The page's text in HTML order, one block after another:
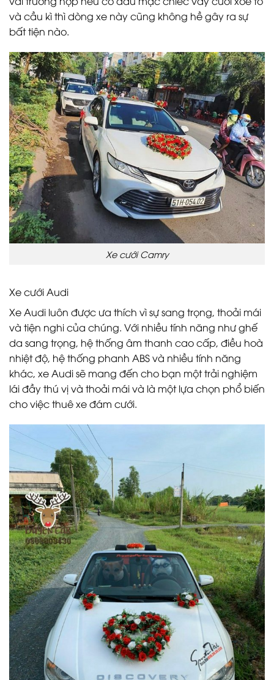
và cầu kì thì dòng xe này cũng không hề gây ra sự
bất tiện nào.
Xe cưới Camry
Xe cưới Audi
Xe Audi luôn được ưa thích vì sự sang trọng, thoải mái
và tiện nghi của chúng. Với nhiều tính năng như ghế
da sang trọng, hệ thống âm thanh cao cấp, điều hoà
nhiệt độ, hệ thống phanh ABS và nhiều tính năng
khác, xe Audi sẽ mang đến cho bạn một trải nghiệm
lái đầy thú vị và thoải mái và là một lựa chọn phổ biến
cho việc thuê xe đám cưới.